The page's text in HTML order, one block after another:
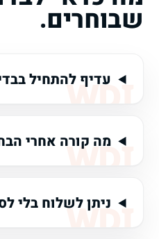
שבוחרים.
עדיף להתחיל
מה קורה אחרי
ניתן לשלוח בלי